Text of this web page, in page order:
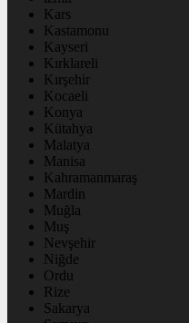
Kars
Kastamonu
Kayseri
Kırklareli
Kırşehir
Kocaeli
Konya
Kütahya
Malatya
Manisa
Kahramanmaraş
Mardin
Muğla
Muş
Nevşehir
Niğde
Ordu
Rize
Sakarya